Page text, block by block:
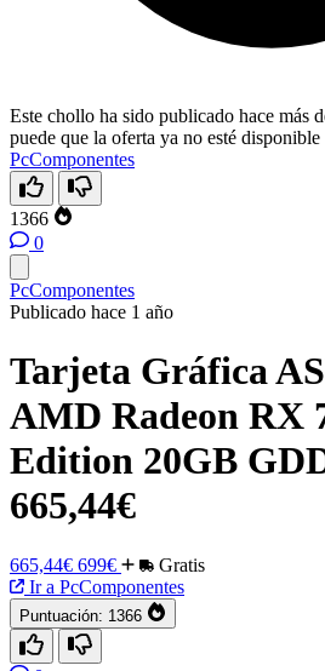
Este chollo ha sido publicado hace más
puede que la oferta ya no esté disponible
PcComponentes
1366
0
PcComponentes
Publicado hace 1 año
Tarjeta Gráfica
AMD Radeon RX
Edition 20GB
665,44€
665,44€ 699€
Gratis
Ir a PcComponentes
Puntuación: 1366